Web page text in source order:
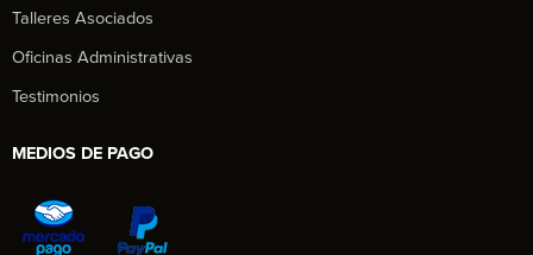
Talleres Asociados
Oficinas Administrativas
Testimonios
MEDIOS DE PAGO